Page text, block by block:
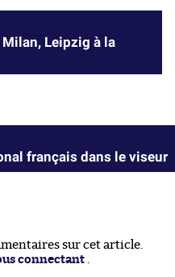
Milan, Leipzig à la
français dans le viseur
sur cet article.
connectant